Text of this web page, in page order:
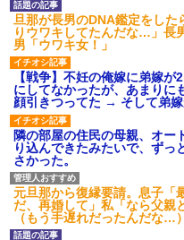
後続車にクラクションを鳴ら
され彼氏が逆切れ。「何クラク
ション鳴らしてんだ！降りてこ
いよ！」と怒鳴りだし...
【衝撃】報酬100万円超の治
募集がこちらｗｗｗｗｗ(※画
あり)
【ネット騒然】惨殺されたタ
ワマン頂き女子のこの動画、す
げえええええｗｗｗｗｗｗｗｗ
ｗｗｗ
【愕然】白のクラウン俺氏、
高速道路左車線を制限速度で走
った結果wwwwwwwwwwww
百年の恋12-899 食べた量を
張り合ってくる
旦那が長男のDNA鑑定をした
りウワキしてたんだな…」長
男「ウワキ女！」
【戦争】不妊の俺嫁に弟嫁
にしてなかったが、あまりに
顔引きつってた → そして弟
隣の部屋の住民の母親、オー
り込んできたみたいで、ずっ
さかった。
元旦那から復縁要請。息子
だ、再婚して」私「なら父親
（もう手遅れだったんだな…）